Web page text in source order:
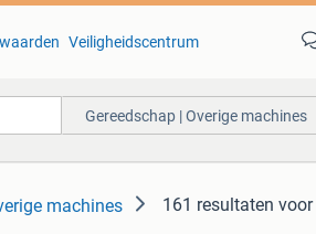
Veiligheidscentrum
Gereedschap | Overige machines
machines 161 resultaten